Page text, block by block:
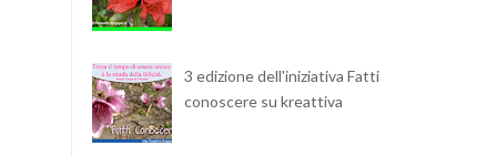
3 edizione dell'iniziativa Fatti
conoscere su kreattiva